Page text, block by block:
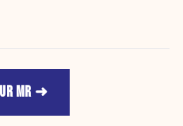
MR